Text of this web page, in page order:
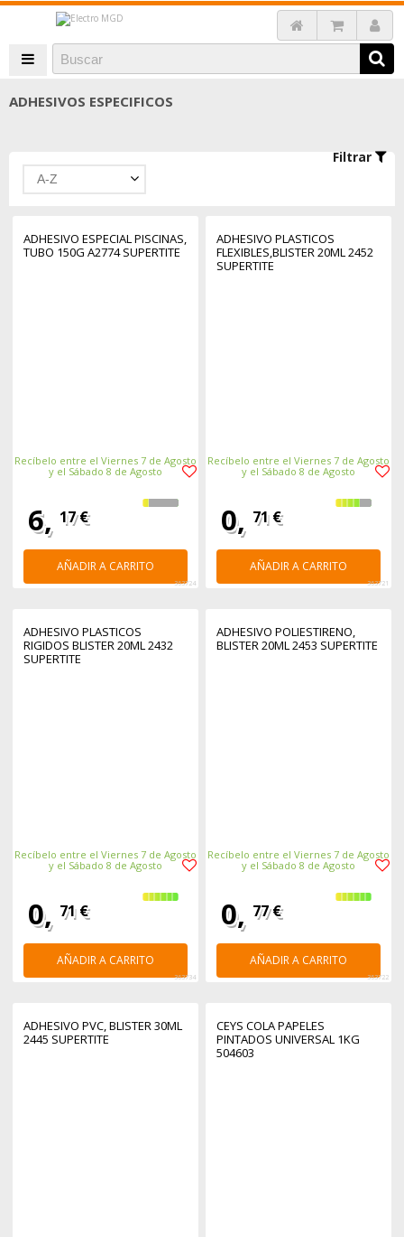
ADHESIVOS ESPECIFICOS
Filtrar
A-Z
ADHESIVO ESPECIAL PISCINAS,
TUBO 150G A2774 SUPERTITE
Recíbelo entre el Viernes 7 de Agosto
y el Sábado 8 de Agosto
6, 17 €
AÑADIR A CARRITO
363724
ADHESIVO PLASTICOS
FLEXIBLES,BLISTER 20ML 2452
SUPERTITE
Recíbelo entre el Viernes 7 de Agosto
y el Sábado 8 de Agosto
0, 71 €
AÑADIR A CARRITO
363721
ADHESIVO PLASTICOS
RIGIDOS BLISTER 20ML 2432
SUPERTITE
Recíbelo entre el Viernes 7 de Agosto
y el Sábado 8 de Agosto
0, 71 €
AÑADIR A CARRITO
363734
ADHESIVO POLIESTIRENO,
BLISTER 20ML 2453 SUPERTITE
Recíbelo entre el Viernes 7 de Agosto
y el Sábado 8 de Agosto
0, 77 €
AÑADIR A CARRITO
363722
ADHESIVO PVC, BLISTER 30ML
2445 SUPERTITE
CEYS COLA PAPELES
PINTADOS UNIVERSAL 1KG
504603